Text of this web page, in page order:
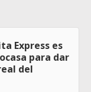
Express es
para dar
del